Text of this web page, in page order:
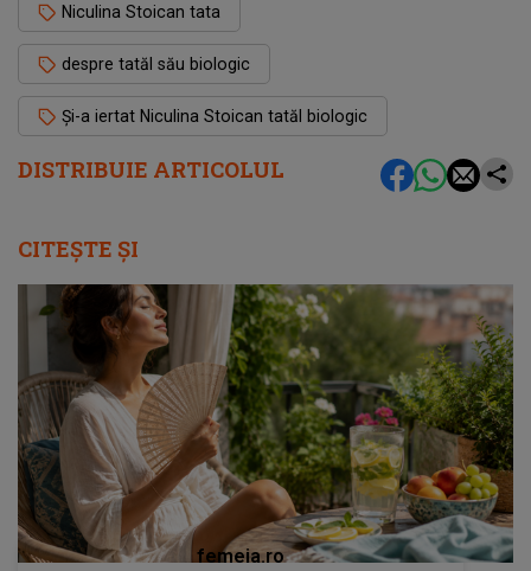
DISTRIBUIE ARTICOLUL
Niculina Stoican tata
despre tatăl său biologic
Și-a iertat Niculina Stoican tatăl biologic
CITEȘTE ȘI
femeia.ro